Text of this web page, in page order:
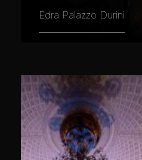
Edra Palazzo Durini